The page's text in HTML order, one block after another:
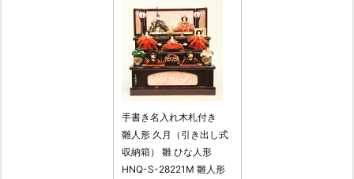
手書き名入れ木札付き
雛人形 久月（引き出し式
収納箱） 雛 ひな人形
HNQ-S-28221M 雛人形